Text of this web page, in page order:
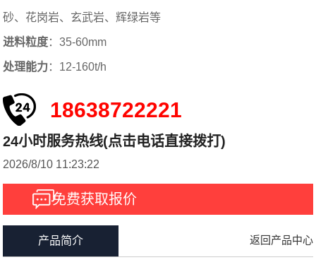
砂、花岗岩、玄武岩、辉绿岩等
进料粒度：35-60mm
处理能力 ：12-160t/h
18638722221
24小时服务热线(点击电话直接拨打)
2026/8/10 11:23:22
免费获取报价
产品简介 返回产品中心